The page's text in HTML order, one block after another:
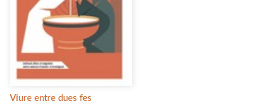
Viure entre dues fes